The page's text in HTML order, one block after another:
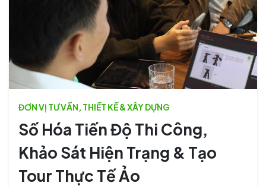
ĐƠN VỊ TƯ VẤN, THIẾT KẾ & XÂY DỰNG
Số Hóa Tiến Độ Thi Công,
Khảo Sát Hiện Trạng & Tạo
Tour Thực Tế Ảo